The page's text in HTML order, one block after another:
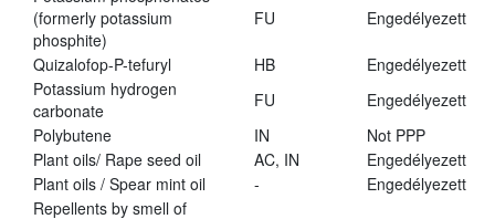
(formerly potassium
phosphite)
FU Engedélyezett
Quizalofop-P-tefuryl HB
Engedélyezett
Potassium hydrogen
carbonate
FU
Engedélyezett
Polybutene
IN
Not PPP
Plant oils/ Rape seed oil
AC, IN
Engedélyezett
Plant oils / Spear mint oil
-
Engedélyezett
Repellents by smell of